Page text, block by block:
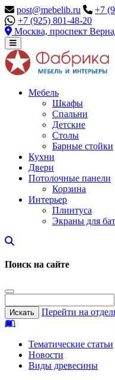
post@mebelib.ru +7
+7 (925) 801-48-20
Москва, проспект
Мебель
Шкафы
Спальни
Детские
Столы
Барные стойки
Кухни
Двери
Потолочные панели
Корзина
Интерьер
Плинтуса
Экраны для
Поиск на сайте
Перейти на
Тематические статьи
Новости
Виды древесины